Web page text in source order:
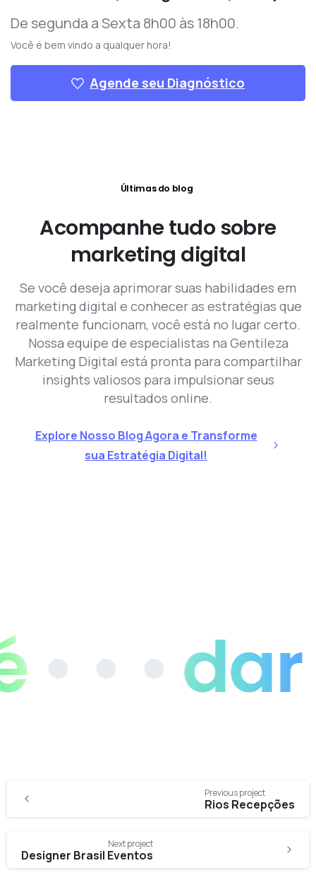
De segunda a Sexta 8h00 às 18h00.
Você é bem vindo a qualquer hora!
Agende seu Diagnóstico
Últimas do blog
Acompanhe tudo sobre
marketing digital
Se você deseja aprimorar suas habilidades em
marketing digital e conhecer as estratégias que
realmente funcionam, você está no lugar certo.
Nossa equipe de especialistas na Gentileza
Marketing Digital está pronta para compartilhar
insights valiosos para impulsionar seus
resultados online.
Explore Nosso Blog Agora e Transforme
sua Estratégia Digital!
• dar
Reading
Previous project
Rios Recepções
Next project
Designer Brasil Eventos